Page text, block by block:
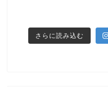
さらに読み込む